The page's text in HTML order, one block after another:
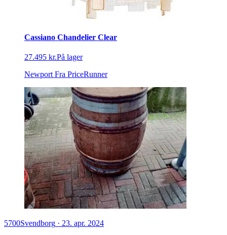
Cassiano Chandelier Clear
27.495 kr.På lager
Newport Fra PriceRunner
5700Svendborg · 23. apr. 2024